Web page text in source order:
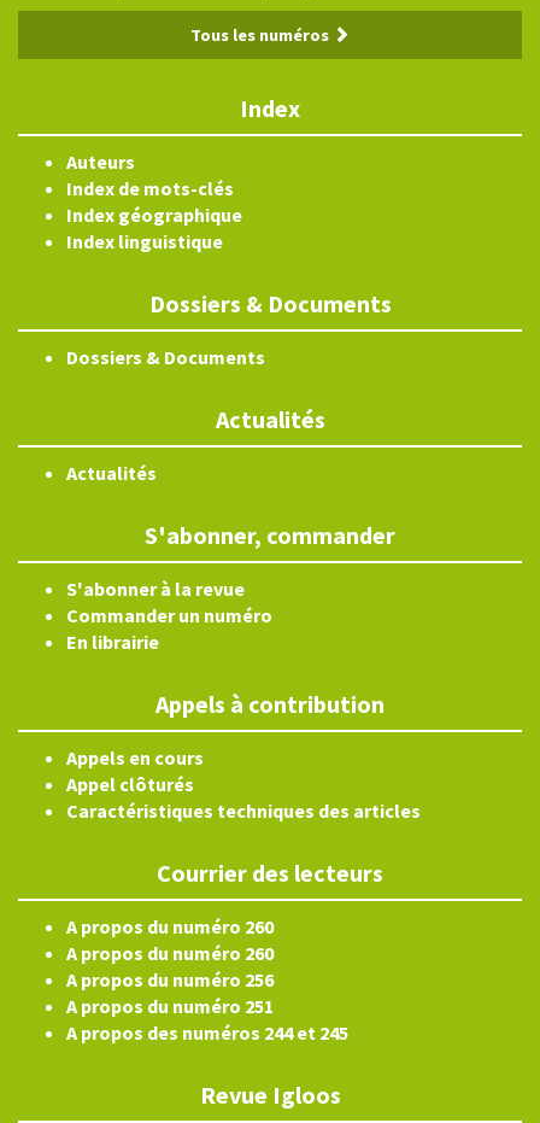
Tous les numéros
Index
Auteurs
Index de mots-clés
Index géographique
Index linguistique
Dossiers & Documents
Dossiers & Documents
Actualités
Actualités
S'abonner, commander
S'abonner à la revue
Commander un numéro
En librairie
Appels à contribution
Appels en cours
Appel clôturés
Caractéristiques techniques des articles
Courrier des lecteurs
A propos du numéro 260
A propos du numéro 260
A propos du numéro 256
A propos du numéro 251
A propos des numéros 244 et 245
Revue Igloos